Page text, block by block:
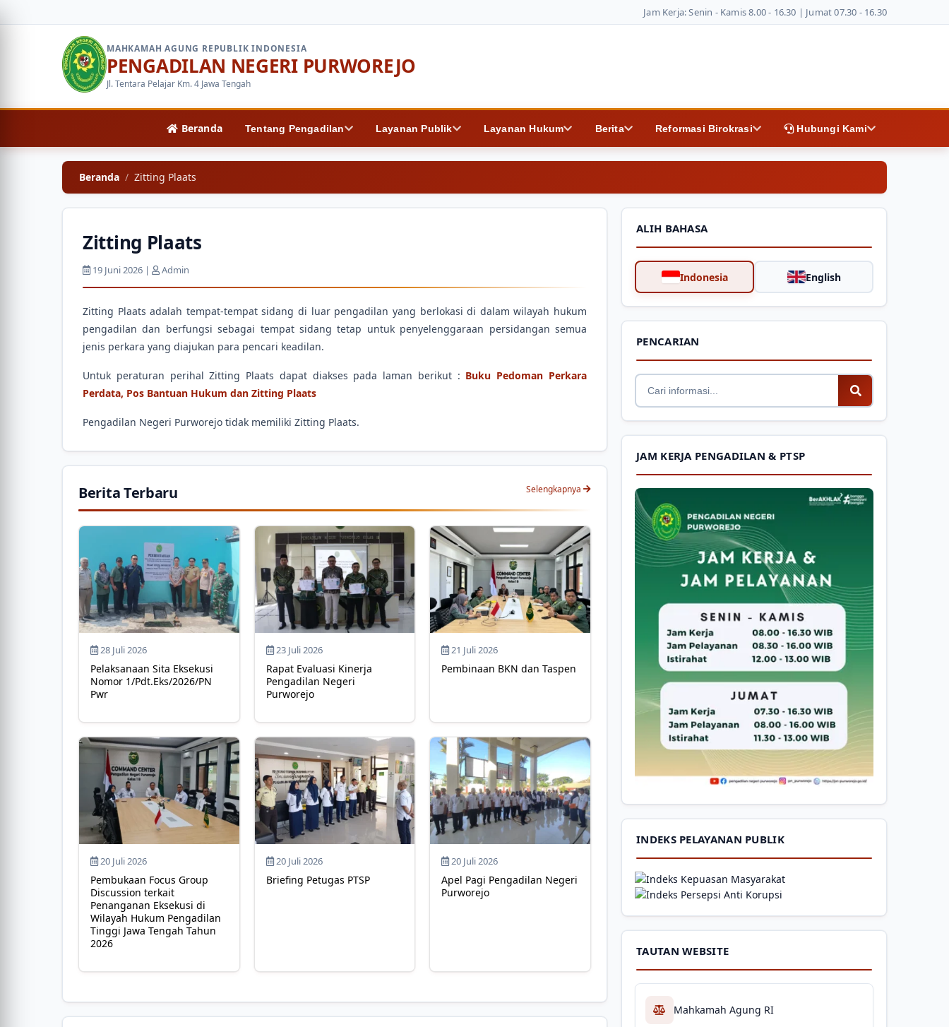
Jam Kerja: Senin - Kamis 8.00 - 16.30 | Jumat 07.30 - 16.30
MAHKAMAH AGUNG REPUBLIK INDONESIA
PENGADILAN NEGERI PURWOREJO
Jl. Tentara Pelajar Km. 4 Jawa Tengah
Beranda Tentang Pengadilan Layanan Publik Layanan Hukum Berita Reformasi Birokrasi Hubungi Kami
Beranda Zitting Plaats
Zitting Plaats
19 Juni 2026 | Admin
Zitting Plaats adalah tempat-tempat sidang di luar pengadilan yang berlokasi di dalam wilayah hukum
pengadilan dan berfungsi sebagai tempat sidang tetap untuk penyelenggaraan persidangan semua
jenis perkara yang diajukan para pencari keadilan.
Untuk peraturan perihal Zitting Plaats dapat diakses pada laman berikut : Buku Pedoman Perkara
Perdata, Pos Bantuan Hukum dan Zitting Plaats
Pengadilan Negeri Purworejo tidak memiliki Zitting Plaats.
Berita Terbaru Selengkapnya
28 Juli 2026
Pelaksanaan Sita Eksekusi
Nomor 1/Pdt.Eks/2026/PN
Pwr
23 Juli 2026
Rapat Evaluasi Kinerja
Pengadilan Negeri
Purworejo
21 Juli 2026
Pembinaan BKN dan Taspen
20 Juli 2026
Pembukaan Focus Group
Discussion terkait
Penanganan Eksekusi di
Wilayah Hukum Pengadilan
Tinggi Jawa Tengah Tahun
2026
20 Juli 2026
Briefing Petugas PTSP
20 Juli 2026
Apel Pagi Pengadilan Negeri
Purworejo
ALIH BAHASA
Indonesia English
PENCARIAN
JAM KERJA PENGADILAN & PTSP
INDEKS PELAYANAN PUBLIK
TAUTAN WEBSITE
Mahkamah Agung RI